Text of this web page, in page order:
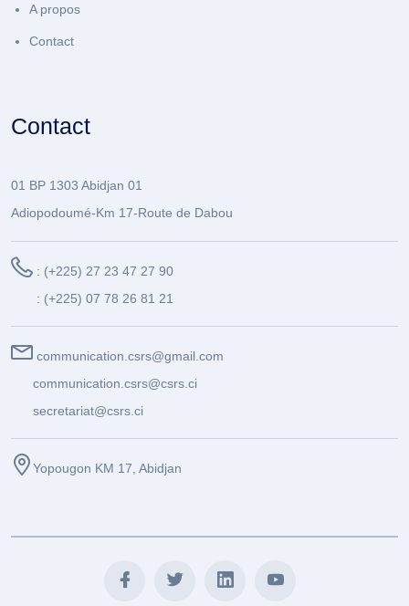
A propos
Contact
Contact
01 BP 1303 Abidjan 01
Adiopodoumé-Km 17-Route de Dabou
: (+225) 27 23 47 27 90
: (+225) 07 78 26 81 21
communication.csrs@gmail.com
communication.csrs@csrs.ci
secretariat@csrs.ci
Yopougon KM 17, Abidjan